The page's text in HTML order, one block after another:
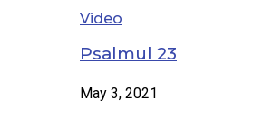
Video
Psalmul 23
May 3, 2021